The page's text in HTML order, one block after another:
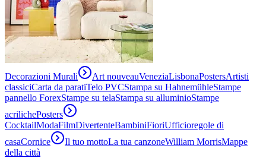
Decorazioni Murali Art nouveauVeneziaLisbonaPostersArtisti
classiciCarta da paratiTelo PVCStampa su HahnemühleStampe
pannello ForexStampe su telaStampa su alluminioStampe
acrilichePosters
CocktailModaFilmDivertenteBambiniFioriUfficioregole di
casaCornice Il tuo mottoLa tua canzoneWilliam MorrisMappe
della città